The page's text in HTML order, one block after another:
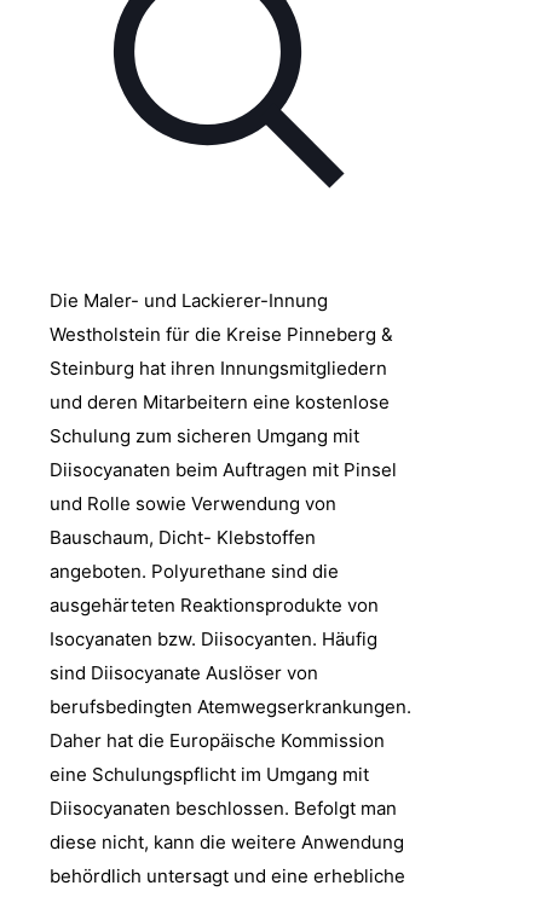
Die Maler- und Lackierer-Innung
Westholstein für die Kreise Pinneberg &
Steinburg hat ihren Innungsmitgliedern
und deren Mitarbeitern eine kostenlose
Schulung zum sicheren Umgang mit
Diisocyanaten beim Auftragen mit Pinsel
und Rolle sowie Verwendung von
Bauschaum, Dicht- Klebstoffen
angeboten. Polyurethane sind die
ausgehärteten Reaktionsprodukte von
Isocyanaten bzw. Diisocyanten. Häufig
sind Diisocyanate Auslöser von
berufsbedingten Atemwegserkrankungen.
Daher hat die Europäische Kommission
eine Schulungspflicht im Umgang mit
Diisocyanaten beschlossen. Befolgt man
diese nicht, kann die weitere Anwendung
behördlich untersagt und eine erhebliche